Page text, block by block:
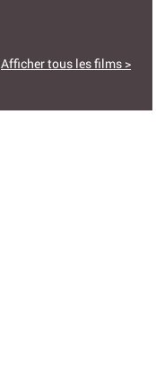
Afficher tous les films >